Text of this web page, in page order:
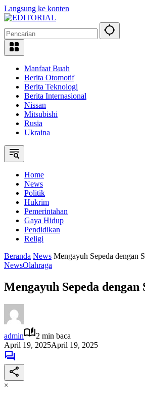
Langsung ke konten
Manfaat Buah
Berita Otomotif
Berita Teknologi
Berita Internasional
Nissan
Mitsubishi
Rusia
Ukraina
Home
News
Politik
Hukrim
Pemerintahan
Gaya Hidup
Pendidikan
Religi
Beranda News Mengayuh Sepeda dengan
NewsOlahraga
Mengayuh Sepeda
admin
2 min baca
April 19, 2025April 19, 2025
×